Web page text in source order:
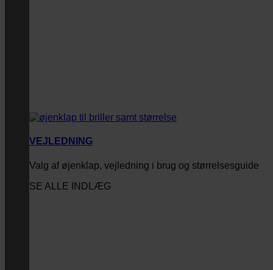
VEJLEDNING
Valg af øjenklap, vejledning i brug og størrelsesguide
SE ALLE INDLÆG